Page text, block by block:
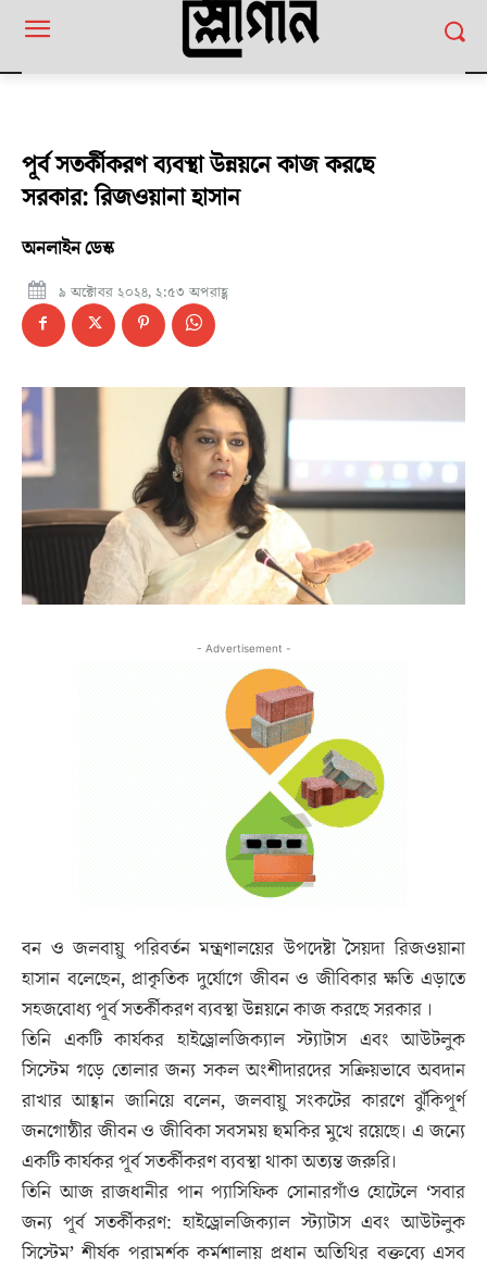
পূর্ব সতর্কীকরণ ব্যবস্থা উন্নয়নে কাজ করছে
সরকার: রিজওয়ানা হাসান
অনলাইন ডেস্ক
৯ অক্টোবর ২০২৪, ২:৫৩ অপরাহ্ণ
- Advertisement -
বন ও জলবায়ু পরিবর্তন মন্ত্রণালয়ের উপদেষ্টা সৈয়দা রিজওয়ানা
হাসান বলেছেন, প্রাকৃতিক দুর্যোগে জীবন ও জীবিকার ক্ষতি এড়াতে
সহজবোধ্য পূর্ব সতর্কীকরণ ব্যবস্থা উন্নয়নে কাজ করছে সরকার ।
তিনি একটি কার্যকর হাইড্রোলজিক্যাল স্ট্যাটাস এবং আউটলুক
সিস্টেম গড়ে তোলার জন্য সকল অংশীদারদের সক্রিয়ভাবে অবদান
রাখার আহ্বান জানিয়ে বলেন, জলবায়ু সংকটের কারণে ঝুঁকিপূর্ণ
জনগোষ্ঠীর জীবন ও জীবিকা সবসময় হুমকির মুখে রয়েছে। এ জন্যে
একটি কার্যকর পূর্ব সতর্কীকরণ ব্যবস্থা থাকা অত্যন্ত জরুরি।
তিনি আজ রাজধানীর পান প্যাসিফিক সোনারগাঁও হোটেলে ‘সবার
জন্য পূর্ব সতর্কীকরণ: হাইড্রোলজিক্যাল স্ট্যাটাস এবং আউটলুক
সিস্টেম’ শীর্ষক পরামর্শক কর্মশালায় প্রধান অতিথির বক্তব্যে এসব